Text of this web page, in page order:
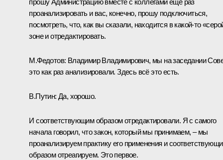
проанализировать и вас, конечно, прошу подключиться,
посмотреть, что, как вы сказали, находится в какой‑то
зоне и отредактировать.
М.Федотов: Владимир Владимирович, мы на заседании
это как раз анализировали. Здесь всё это есть.
В.Путин: Да, хорошо.
И соответствующим образом отредактировали. Я с самого
начала говорил, что закон, который мы принимаем, – мы
проанализируем практику его применения и
образом отреагируем. Это первое.